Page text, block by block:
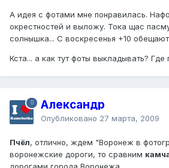
А идея с фотами мне понравилась.
окрестностей и выложу. Тока щас
солнышка... С воскресенья +10
Кста... а как тут фоты выкладывать? Где
Александр
Опубликовано 27 марта, 2009
Пчёл, отлично, ждем "Воронеж в
воронежские дороги, то сравним
дорогами города Воронежа.